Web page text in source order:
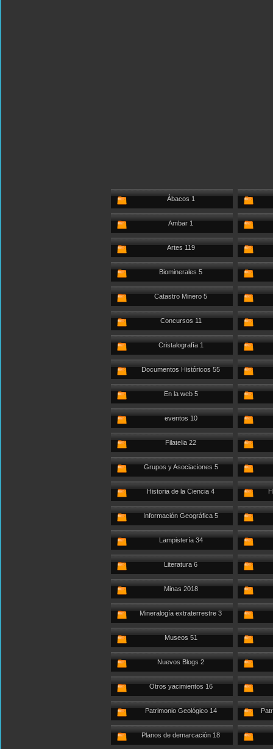
Ábacos 1
Ambar 1
Artes 119
Biominerales 5
Catastro Minero 5
Concursos 11
Cristalografía 1
Documentos Históricos 55
En la web 5
eventos 10
Filatelia 22
Grupos y Asociaciones 5
Historia de la Ciencia 4
Información Geográfica 5
Lampistería 34
Literatura 6
Minas 2018
Mineralogía extraterrestre 3
Museos 51
Nuevos Blogs 2
Otros yacimientos 16
Patrimonio Geológico 14
Planos de demarcación 18